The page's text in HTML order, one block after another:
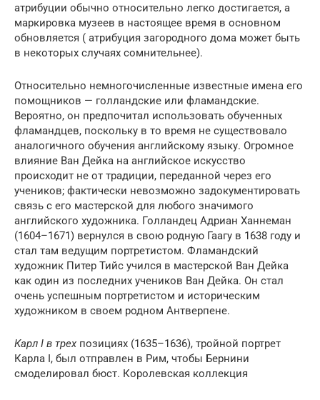
атрибуции обычно относительно легко достигается, а
маркировка музеев в настоящее время в основном
обновляется ( атрибуция загородного дома может быть
в некоторых случаях сомнительнее).
Относительно немногочисленные известные имена его
помощников — голландские или фламандские.
Вероятно, он предпочитал использовать обученных
фламандцев, поскольку в то время не существовало
аналогичного обучения английскому языку. Огромное
влияние Ван Дейка на английское искусство
происходит не от традиции, переданной через его
учеников; фактически невозможно задокументировать
связь с его мастерской для любого значимого
английского художника. Голландец Адриан Ханнеман
(1604–1671) вернулся в свою родную Гаагу в 1638 году и
стал там ведущим портретистом. Фламандский
художник Питер Тийс учился в мастерской Ван Дейка
как один из последних учеников Ван Дейка. Он стал
очень успешным портретистом и историческим
художником в своем родном Антверпене.
Карл I в трех позициях (1635–1636), тройной портрет
Карла I, был отправлен в Рим, чтобы Бернини
смоделировал бюст. Королевская коллекция